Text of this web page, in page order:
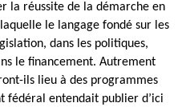
la réussite de la démarche en
le langage fondé sur les
dans les politiques,
le financement. Autrement
ils lieu à des programmes
fédéral entendait publier d’ici